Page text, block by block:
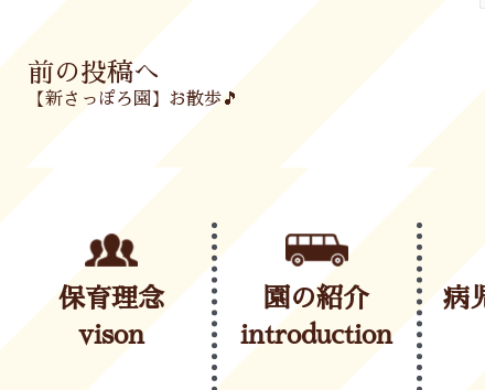
Prev
前の投稿へ
【新さっぽろ園】お散歩🎵
保育理念
vison
園の紹介
introduction
病